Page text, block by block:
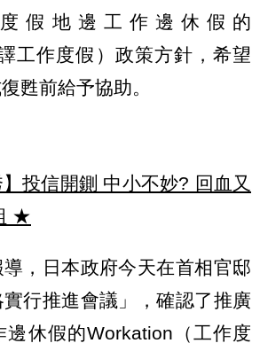
假地邊工作邊休假的
工作度假）政策方針，希望
甦前給予協助。
投信開鍘 中小不妙? 回血又
★
，日本政府今天在首相官邸
行推進會議」，確認了推廣
邊休假的Workation（工作度